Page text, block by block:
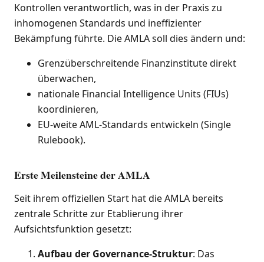
Kontrollen verantwortlich, was in der Praxis zu
inhomogenen Standards und ineffizienter
Bekämpfung führte. Die AMLA soll dies ändern und:
Grenzüberschreitende Finanzinstitute direkt
überwachen,
nationale Financial Intelligence Units (FIUs)
koordinieren,
EU-weite AML-Standards entwickeln (Single
Rulebook).
Erste Meilensteine der AMLA
Seit ihrem offiziellen Start hat die AMLA bereits
zentrale Schritte zur Etablierung ihrer
Aufsichtsfunktion gesetzt:
Aufbau der Governance-Struktur: Das